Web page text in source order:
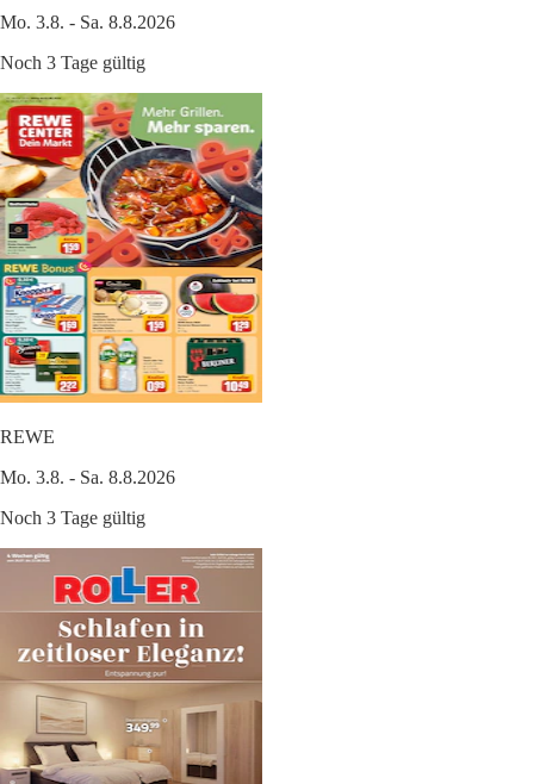
Mo. 3.8. - Sa. 8.8.2026
Noch 3 Tage gültig
REWE
Mo. 3.8. - Sa. 8.8.2026
Noch 3 Tage gültig